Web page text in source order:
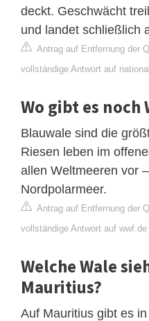
deckt. Geschwächt
und landet schließlich
Antrag auf Entfernung der
vollständige Antwort auf
Wo gibt es noch
Blauwale sind die
Riesen leben im
allen Weltmeeren vor
Nordpolarmeer.
Antrag auf Entfernung der
vollständige Antwort auf wwf.de
Welche Wale
Mauritius?
Auf Mauritius gibt es